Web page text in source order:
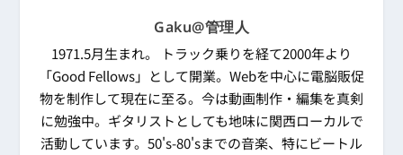
Gaku@管理人
1971.5月生まれ。 トラック乗りを経て2000年より
「Good Fellows」として開業。Webを中心に電脳販促
物を制作して現在に至る。今は動画制作・編集を真剣
に勉強中。ギタリストとしても地味に関西ローカルで
活動しています。50's-80'sまでの音楽、特にビートル